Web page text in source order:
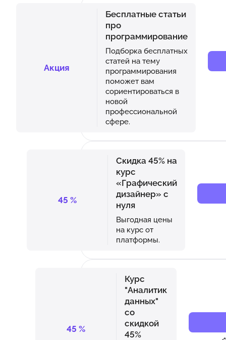
Акция
Бесплатные статьи
про
программирование
Подборка бесплатных
статей на тему
программирования
поможет вам
сориентироваться в
новой
профессиональной
сфере.
45 %
Скидка 45% на
курс
«Графический
дизайнер» с
нуля
Выгодная цены
на курс от
платформы.
45 %
Курс
"Аналитик
данных"
со
скидкой
45%